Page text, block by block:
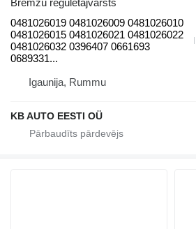
0481026019 0481026009 0481026010
0481026015 0481026021 0481026022
0481026032 0396407 0661693
0689331...
Igaunija, Rummu
KB AUTO EESTI OÜ